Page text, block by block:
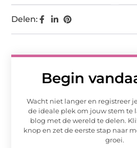
Begin
Wacht niet langer en registreer
de ideale plek om jouw stem te
blog met de wereld te delen.
knop en zet de eerste stap naar
groei.
Delen: